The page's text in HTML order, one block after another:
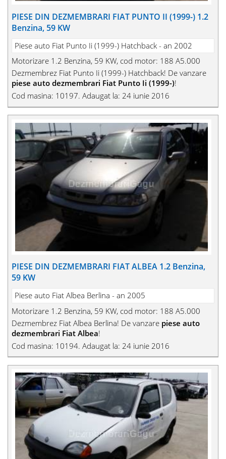
PIESE DIN DEZMEMBRARI FIAT PUNTO II (1999-) 1.2
Benzina, 59 KW
Piese auto Fiat Punto Ii (1999-) Hatchback - an 2002
Motorizare 1.2 Benzina, 59 KW, cod motor: 188 A5.000
Dezmembrez Fiat Punto Ii (1999-) Hatchback! De vanzare
piese auto dezmembrari Fiat Punto Ii (1999-)!
Cod masina: 10197. Adaugat la: 24 iunie 2016
PIESE DIN DEZMEMBRARI FIAT ALBEA 1.2 Benzina,
59 KW
Piese auto Fiat Albea Berlina - an 2005
Motorizare 1.2 Benzina, 59 KW, cod motor: 188 A5.000
Dezmembrez Fiat Albea Berlina! De vanzare piese auto
dezmembrari Fiat Albea!
Cod masina: 10194. Adaugat la: 24 iunie 2016